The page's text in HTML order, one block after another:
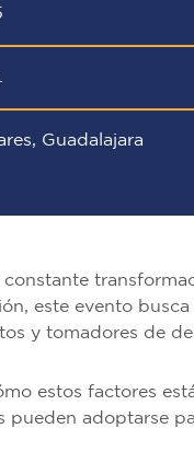
Guadalajara
este evento
y tomadores de
estos factores
pueden adoptarse